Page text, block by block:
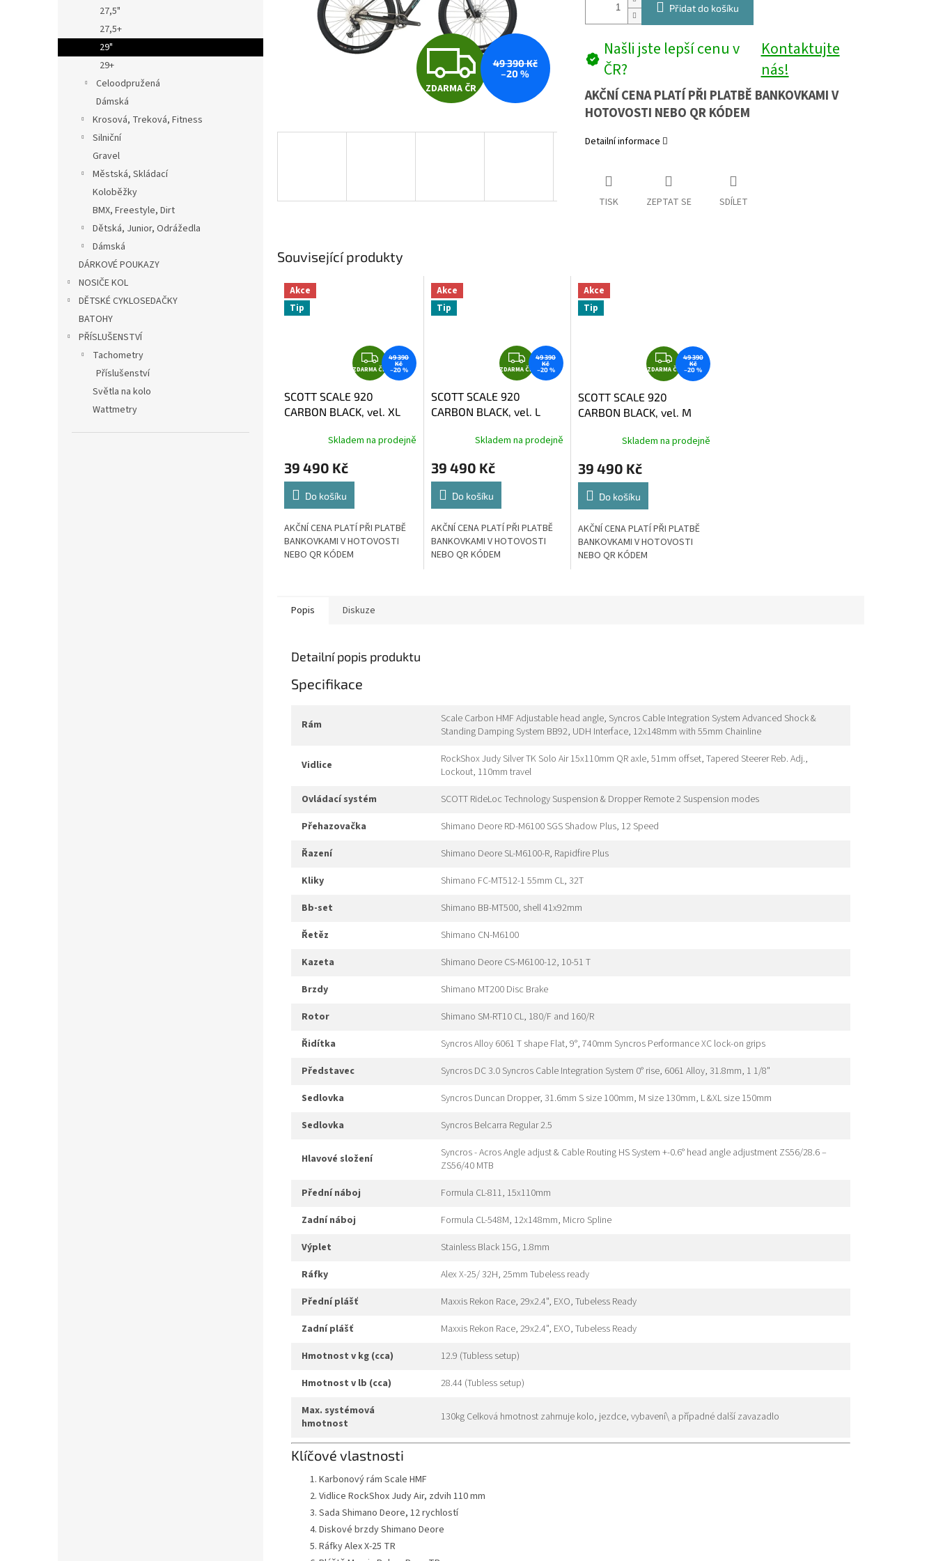
l
27,5"
27,5+
29"
29+
Celoodpružená
Dámská
Krosová, Treková, Fitness
Silniční
Gravel
Městská, Skládací
Koloběžky
BMX, Freestyle, Dirt
Dětská, Junior, Odrážedla
Dámská
DÁRKOVÉ POUKAZY
NOSIČE KOL
DĚTSKÉ CYKLOSEDAČKY
BATOHY
PŘÍSLUŠENSTVÍ
Tachometry
Příslušenství
Světla na kolo
Wattmetry
Z
D
R
ZDARMA ČR
49 390 Kč
–20 %
Přidat do košíku
Našli jste lepší cenu v
ČR?
Kontaktujte
nás!
AKČNÍ CENA PLATÍ PŘI PLATBĚ BANKOVKAMI V
HOTOVOSTI NEBO QR KÓDEM
Detailní informace
TISK ZEPTAT SE SDÍLET
Související produkty
Akce
Tip
Z
D
R
A
ZDARMA ČR
49 390
Kč
–20 %
SCOTT SCALE 920
CARBON BLACK, vel. XL
Skladem na prodejně
39 490 Kč
Do košíku
AKČNÍ CENA PLATÍ PŘI PLATBĚ
BANKOVKAMI V HOTOVOSTI
NEBO QR KÓDEM
Akce
Tip
Z
D
R
A
ZDARMA ČR
49 390
Kč
–20 %
SCOTT SCALE 920
CARBON BLACK, vel. L
Skladem na prodejně
39 490 Kč
Do košíku
AKČNÍ CENA PLATÍ PŘI PLATBĚ
BANKOVKAMI V HOTOVOSTI
NEBO QR KÓDEM
Akce
Tip
Z
D
R
A
ZDARMA ČR
49 390
Kč
–20 %
SCOTT SCALE 920
CARBON BLACK, vel. M
Skladem na prodejně
39 490 Kč
Do košíku
AKČNÍ CENA PLATÍ PŘI PLATBĚ
BANKOVKAMI V HOTOVOSTI
NEBO QR KÓDEM
Popis Diskuze
Detailní popis produktu
Specifikace
rám
Scale Carbon HMF Adjustable head angle, Syncros Cable Integration System Advanced Shock &
Standing Damping System BB92, UDH Interface, 12x148mm with 55mm Chainline
vidlice
RockShox Judy Silver TK Solo Air 15x110mm QR axle, 51mm offset, Tapered Steerer Reb. Adj.,
Lockout, 110mm travel
ovládací systém
SCOTT RideLoc Technology Suspension & Dropper Remote 2 Suspension modes
přehazovačka
Shimano Deore RD-M6100 SGS Shadow Plus, 12 Speed
řazení
Shimano Deore SL-M6100-R, Rapidfire Plus
kliky
Shimano FC-MT512-1 55mm CL, 32T
bb-set
Shimano BB-MT500, shell 41x92mm
řetěz
Shimano CN-M6100
kazeta
Shimano Deore CS-M6100-12, 10-51 T
brzdy
Shimano MT200 Disc Brake
rotor
Shimano SM-RT10 CL, 180/F and 160/R
řidítka
Syncros Alloy 6061 T shape Flat, 9°, 740mm Syncros Performance XC lock-on grips
představec
Syncros DC 3.0 Syncros Cable Integration System 0° rise, 6061 Alloy, 31.8mm, 1 1/8"
sedlovka
Syncros Duncan Dropper, 31.6mm S size 100mm, M size 130mm, L &XL size 150mm
sedlovka
Syncros Belcarra Regular 2.5
hlavové složení
Syncros - Acros Angle adjust & Cable Routing HS System +-0.6° head angle adjustment ZS56/28.6 –
ZS56/40 MTB
přední náboj
Formula CL-811, 15x110mm
zadní náboj
Formula CL-548M, 12x148mm, Micro Spline
výplet
Stainless Black 15G, 1.8mm
ráfky
Alex X-25/ 32H, 25mm Tubeless ready
přední plášť
Maxxis Rekon Race, 29x2.4", EXO, Tubeless Ready
zadní plášť
Maxxis Rekon Race, 29x2.4", EXO, Tubeless Ready
hmotnost v kg (cca)
12.9 (Tubless setup)
hmotnost v lb (cca)
28.44 (Tubless setup)
max. systémová
hmotnost
130kg Celková hmotnost zahrnuje kolo, jezdce, vybavení\ a případné další zavazadlo
Klíčové vlastnosti
Karbonový rám Scale HMF
Vidlice RockShox Judy Air, zdvih 110 mm
Sada Shimano Deore, 12 rychlostí
Diskové brzdy Shimano Deore
Ráfky Alex X-25 TR